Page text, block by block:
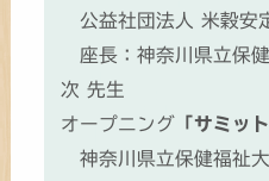
公益社団法人 米穀安
座長：神奈川県立保
次 先生
オープニング「サミッ
神奈川県立保健福祉